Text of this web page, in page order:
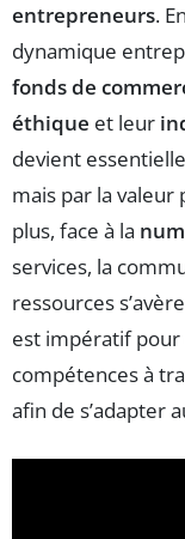
entrepreneurs.
dynamique
fonds de
éthique et leur
devient
mais par la valeur
plus, face à la
services, la
ressources
est impératif pour
compétences à
afin de s’adapter